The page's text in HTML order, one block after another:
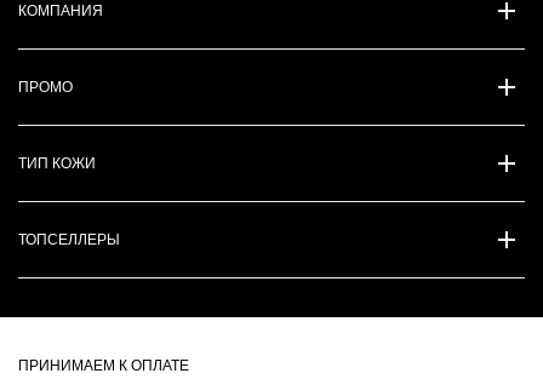
КОМПАНИЯ
ПРОМО
ТИП КОЖИ
ТОПСЕЛЛЕРЫ
ПРИНИМАЕМ К ОПЛАТЕ